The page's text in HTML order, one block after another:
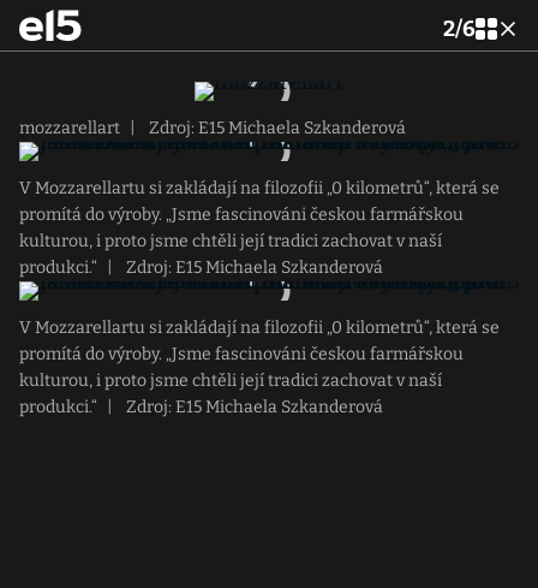
2/6
mozzarellart Zdroj: E15 Michaela Szkanderová
V Mozzarellartu si zakládají na filozofii „0 kilometrů“, která se
promítá do výroby. „Jsme fascinováni českou farmářskou
kulturou, i proto jsme chtěli její tradici zachovat v naší
produkci.“
Zdroj: E15 Michaela Szkanderová
V Mozzarellartu si zakládají na filozofii „0 kilometrů“, která se
promítá do výroby. „Jsme fascinováni českou farmářskou
kulturou, i proto jsme chtěli její tradici zachovat v naší
produkci.“
Zdroj: E15 Michaela Szkanderová